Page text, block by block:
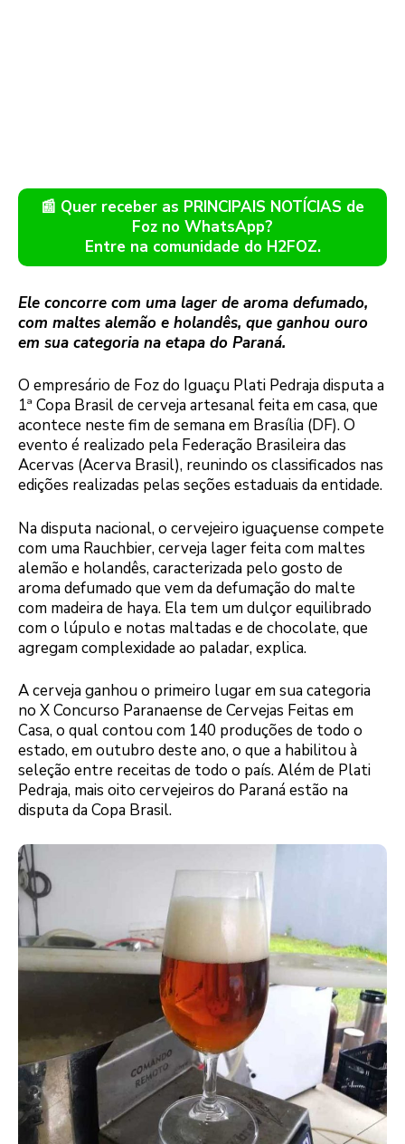
📰 Quer receber as PRINCIPAIS NOTÍCIAS de
Foz no WhatsApp?
Entre na comunidade do H2FOZ.
Ele concorre com uma lager de aroma defumado,
com maltes alemão e holandês, que ganhou ouro
em sua categoria na etapa do Paraná.
O empresário de Foz do Iguaçu Plati Pedraja disputa a
1ª Copa Brasil de cerveja artesanal feita em casa, que
acontece neste fim de semana em Brasília (DF). O
evento é realizado pela Federação Brasileira das
Acervas (Acerva Brasil), reunindo os classificados nas
edições realizadas pelas seções estaduais da entidade.
Na disputa nacional, o cervejeiro iguaçuense compete
com uma Rauchbier, cerveja lager feita com maltes
alemão e holandês, caracterizada pelo gosto de
aroma defumado que vem da defumação do malte
com madeira de haya. Ela tem um dulçor equilibrado
com o lúpulo e notas maltadas e de chocolate, que
agregam complexidade ao paladar, explica.
A cerveja ganhou o primeiro lugar em sua categoria
no X Concurso Paranaense de Cervejas Feitas em
Casa, o qual contou com 140 produções de todo o
estado, em outubro deste ano, o que a habilitou à
seleção entre receitas de todo o país. Além de Plati
Pedraja, mais oito cervejeiros do Paraná estão na
disputa da Copa Brasil.